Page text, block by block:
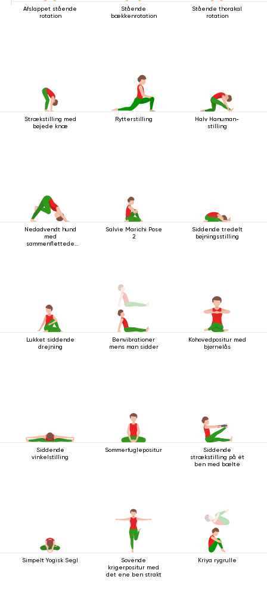
Afslappet stående
rotation
Stående
bækkenrotation
Stående thorakal
rotation
Strækstilling med
bøjede knæ
Rytterstilling
Halv Hanuman-
stilling
Nedadvendt hund
med
sammenflettede
Salvie Marichi Pose
2
Siddende tredelt
bøjningsstilling
Lukket siddende
drejning
Benvibrationer
mens man sidder
Kohovedpositur med
bjørnelås
Siddende
vinkelstilling
Sommerfuglepositur
Siddende
strækstilling på ét
ben med bælte
Simpelt Yogisk Segl
Sovende
krigerpositur med
det ene ben strakt
Kriya rygrulle